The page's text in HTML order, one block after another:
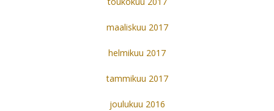
maaliskuu 2017
helmikuu 2017
tammikuu 2017
joulukuu 2016